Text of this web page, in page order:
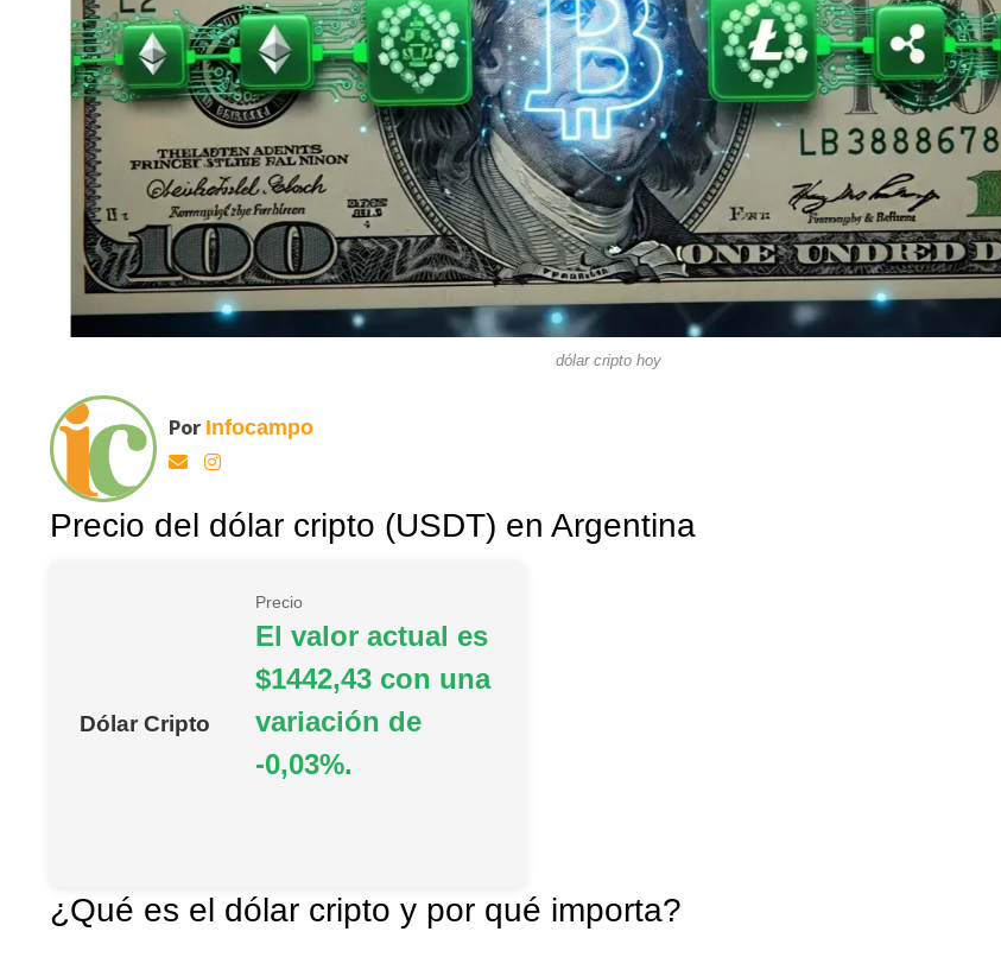
dólar cripto hoy
Por Infocampo
Precio del dólar cripto (USDT) en Argentina
Dólar Cripto
Precio
El valor actual es
$1442,43 con una
variación de
-0,03%.
¿Qué es el dólar cripto y por qué importa?